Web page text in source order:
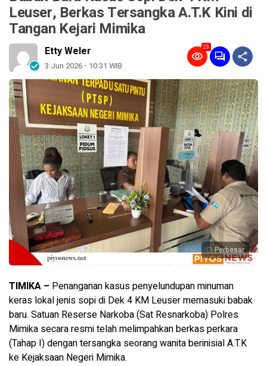
Leuser, Berkas Tersangka A.T.K Kini di
Tangan Kejari Mimika
Etty Weler
3 Jun 2026 - 10:31 WIB
23
Perbesar
TIMIKA – Penanganan kasus penyelundupan minuman
keras lokal jenis sopi di Dek 4 KM Leuser memasuki babak
baru. Satuan Reserse Narkoba (Sat Resnarkoba) Polres
Mimika secara resmi telah melimpahkan berkas perkara
(Tahap I) dengan tersangka seorang wanita berinisial A.T.K
ke Kejaksaan Negeri Mimika.